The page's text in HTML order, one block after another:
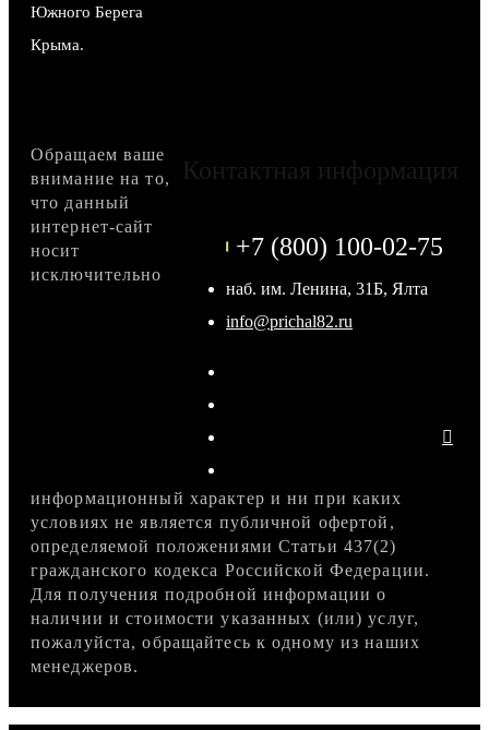
Южного Берега
Крыма.
Контактная информация
+7 (800) 100-02-75
наб. им. Ленина, 31Б, Ялта
info@prichal82.ru
Обращаем ваше
внимание на то,
что данный
интернет-сайт
носит
исключительно
информационный характер и ни при каких
условиях не является публичной офертой,
определяемой положениями Статьи 437(2)
гражданского кодекса Российской Федерации.
Для получения подробной информации о
наличии и стоимости указанных (или) услуг,
пожалуйста, обращайтесь к одному из наших
менеджеров.